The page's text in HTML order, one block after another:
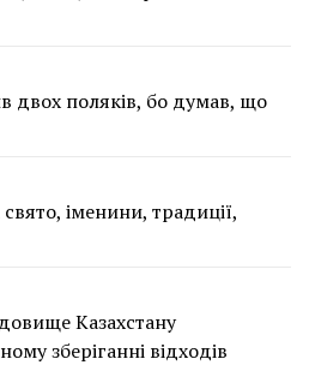
двох поляків, бо думав, що
іменини, традиції,
Казахстану
зберіганні відходів